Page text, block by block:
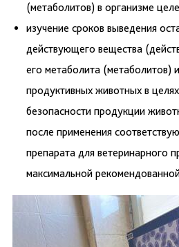
(метаболитов) в организме
изучение сроков выведения
действующего вещества
его метаболита (метаболитов)
продуктивных животных в
безопасности продукции
после применения
препарата для ветеринарного
максимальной